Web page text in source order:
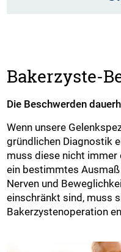
Bakerzyste-
Die Beschwerden
Wenn unsere
gründlichen Diagnostik
muss diese nicht
ein bestimmtes
Nerven und
einschränkt sind, muss
Bakerzystenoperation